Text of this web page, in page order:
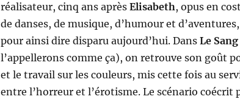
réalisateur, cinq ans après Elisabeth, opus en
de danses, de musique, d’humour et
pour ainsi dire disparu aujourd’hui. DansLe
l’appellerons comme ça), on retrouve son goût
et le travail sur les couleurs, mis cette fois au
entre l’horreur et l’érotisme. Le scénario coécrit